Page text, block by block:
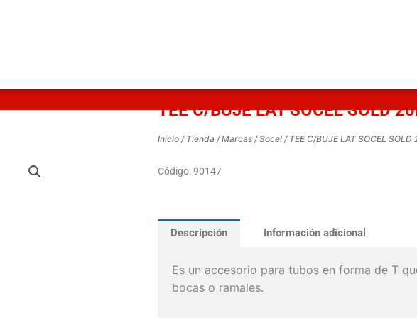
TEE C/BUJE LAT SOCEL SOLD
Inicio / Tienda /Marcas /Socel / TEE C/BUJE LAT SOCEL
Código: 90147
Descripción Información adicional
Es un accesorio para tubos en forma de T
bocas o ramales.